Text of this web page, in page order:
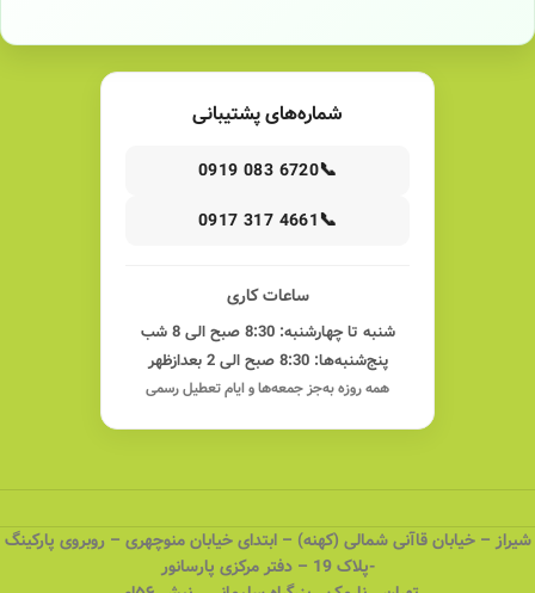
شماره‌های پشتیبانی
📞
0919 083 6720
📞
0917 317 4661
ساعات کاری
شنبه تا چهارشنبه: 8:30 صبح الی 8 شب
پنج‌شنبه‌ها: 8:30 صبح الی 2 بعدازظهر
همه روزه به‌جز جمعه‌ها و ایام تعطیل رسمی
شیراز – خیابان قاآنی شمالی (کهنه) – ابتدای خیابان منوچهری – روبروی پارکینگ
-پلاک 19 – دفتر مرکزی پارسانور